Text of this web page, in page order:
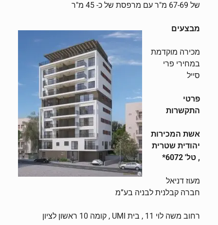
של 67-69 מ"ר עם מרפסת של כ- 45 מ"ר
מבצעים
מכירה מוקדמת
במחירי פרי
סייל
פרטי
התקשרות
אשת המכירות
יהודית שטרית
, טל' 6072*
מעוז דניאל
חברה קבלנית לבניה בע”מ
רחוב משה לוי 11 , בית UMI , קומה 10 ראשון לציון